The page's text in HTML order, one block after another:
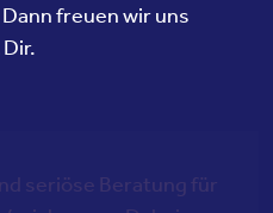
freuen wir uns
seriöse Beratung für